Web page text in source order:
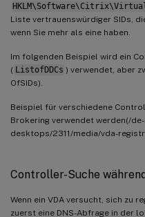
Liste vertrauenswürdiger SIDs,
wenn Sie mehr als eine haben.
Im folgenden Beispiel wird ein
( ListofDDCs ) verwendet, aber
OfSIDs).
Beispiel für verschiedene
Brokering verwendet werden(/
desktops/2311/media/vda-
Controller-Suche
Wenn ein VDA versucht, sich zu
zuerst eine DNS-Abfrage in der